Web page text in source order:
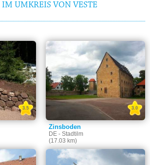
IM UMKREIS VON VESTE
3.5
Zinsboden
DE - Stadtilm
(17.03 km)
3.0